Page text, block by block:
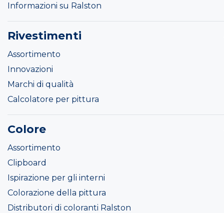
Informazioni su Ralston
Rivestimenti
Assortimento
Innovazioni
Marchi di qualità
Calcolatore per pittura
Colore
Assortimento
Clipboard
Ispirazione per gli interni
Colorazione della pittura
Distributori di coloranti Ralston